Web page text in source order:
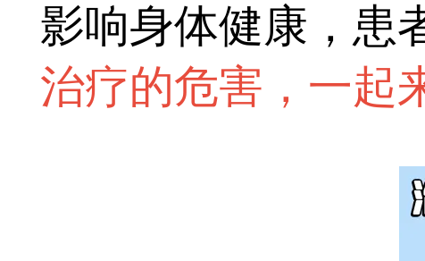
影响身体健康，患
治疗的危害，一起